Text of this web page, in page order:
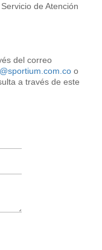
de Atención
del correo
o
a través de este